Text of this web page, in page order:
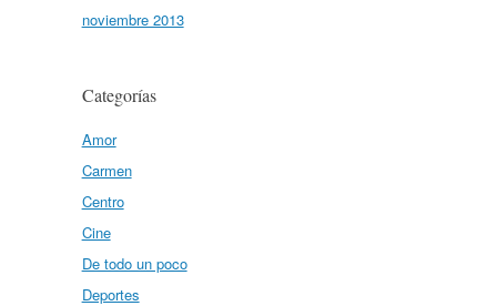
noviembre 2013
Categorías
Amor
Carmen
Centro
Cine
De todo un poco
Deportes